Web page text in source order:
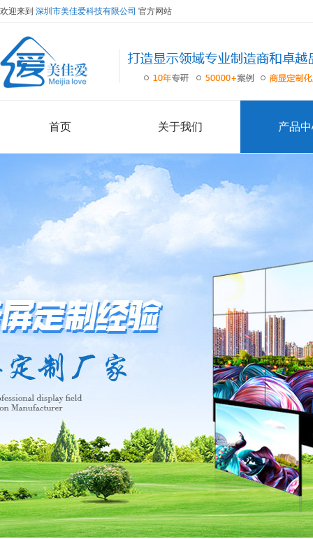
欢迎来到 深圳市美佳爱科技有限公司 官方网站
首页 关于我们 产品